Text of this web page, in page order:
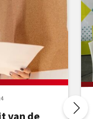
van de